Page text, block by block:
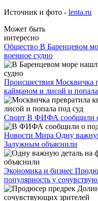
Источник и фото - lenta.ru
Может быть
интересно
Общество В Баренцевом
военное судно
Происшествия Москвичка
кайманом и лисой и
Спорт В ФИФА сообщили о
Новости Мира Одну
Залужным объяснили
Экономика и бизнес
популярность у